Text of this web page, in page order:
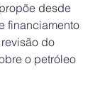
desde
financiamento
do
o petróleo